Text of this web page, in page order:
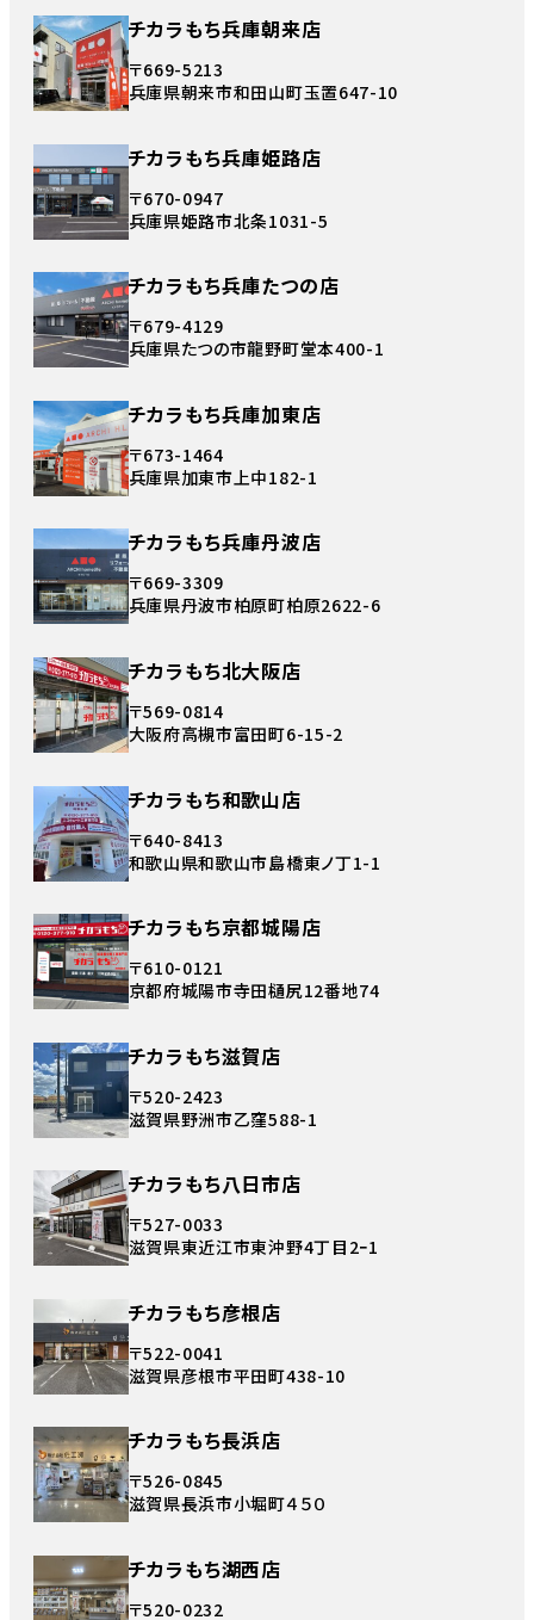
チカラもち兵庫朝来店
〒669-5213
兵庫県朝来市和田山町玉置647-10
チカラもち兵庫姫路店
〒670-0947
兵庫県姫路市北条1031-5
チカラもち兵庫たつの店
〒679-4129
兵庫県たつの市龍野町堂本400-1
チカラもち兵庫加東店
〒673-1464
兵庫県加東市上中182-1
チカラもち兵庫丹波店
〒669-3309
兵庫県丹波市柏原町柏原2622-6
チカラもち北大阪店
〒569-0814
大阪府高槻市富田町6-15-2
チカラもち和歌山店
〒640-8413
和歌山県和歌山市島橋東ノ丁1-1
チカラもち京都城陽店
〒610-0121
京都府城陽市寺田樋尻12番地74
チカラもち滋賀店
〒520-2423
滋賀県野洲市乙窪588-1
チカラもち八日市店
〒527-0033
滋賀県東近江市東沖野4丁目2ｰ1
チカラもち彦根店
〒522-0041
滋賀県彦根市平田町438-10
チカラもち長浜店
〒526-0845
滋賀県長浜市小堀町４５０
チカラもち湖西店
〒520-0232